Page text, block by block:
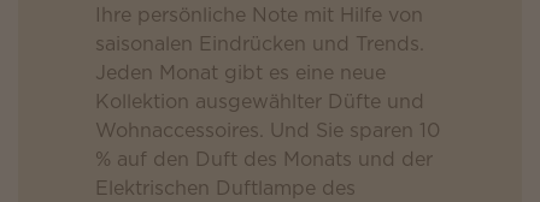
Ihre persönliche Note mit Hilfe von
saisonalen Eindrücken und Trends.
Jeden Monat gibt es eine neue
Kollektion ausgewählter Düfte und
Wohnaccessoires. Und Sie sparen 10
% auf den Duft des Monats und der
Elektrischen Duftlampe des